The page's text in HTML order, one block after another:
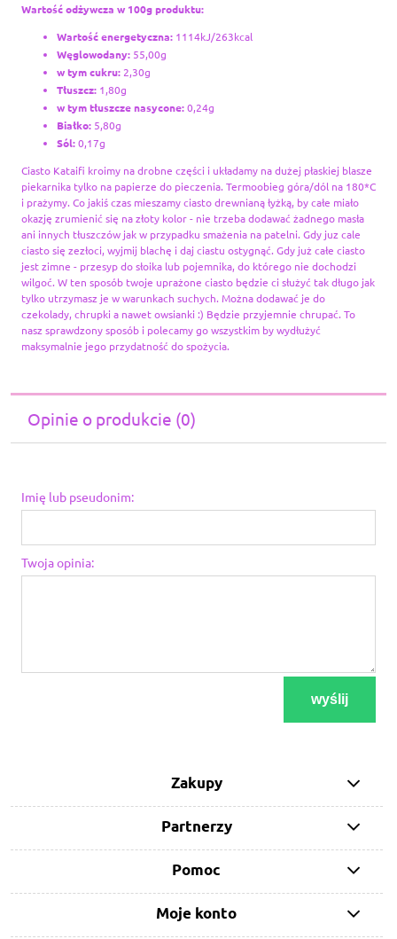
Wartość odżywcza w 100g produktu:
Wartość energetyczna: 1114kJ/263kcal
Węglowodany: 55,00g
w tym cukru: 2,30g
Tłuszcz: 1,80g
w tym tłuszcze nasycone:0,24g
Białko: 5,80g
Sól:0,17g
Ciasto Kataifi kroimy na drobne części i układamy na dużej płaskiej blasze
piekarnika tylko na papierze do pieczenia. Termoobieg góra/dól na 180*C
i prażymy. Co jakiś czas mieszamy ciasto drewnianą łyżką, by całe miało
okazję zrumienić się na złoty kolor - nie trzeba dodawać żadnego masła
ani innych tłuszczów jak w przypadku smażenia na patelni. Gdy juz cale
ciasto się zezłoci, wyjmij blachę i daj ciastu ostygnąć. Gdy już całe ciasto
jest zimne - przesyp do słoika lub pojemnika, do którego nie dochodzi
wilgoć. W ten sposób twoje uprażone ciasto będzie ci służyć tak długo jak
tylko utrzymasz je w warunkach suchych. Można dodawać je do
czekolady, chrupki a nawet owsianki :) Będzie przyjemnie chrupać. To
nasz sprawdzony sposób i polecamy go wszystkim by wydłużyć
maksymalnie jego przydatność do spożycia.
Opinie o produkcie (0)
Imię lub pseudonim:
Twoja opinia:
wyślij
Zakupy
Partnerzy
Pomoc
Moje konto